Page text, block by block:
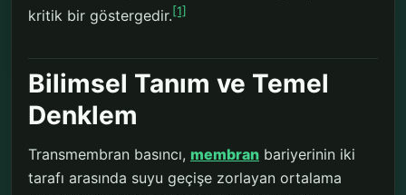
kritik bir göstergedir.[1]
Bilimsel Tanım ve Temel
Denklem
Transmembran basıncı, membran bariyerinin iki
tarafı arasında suyu geçişe zorlayan ortalama